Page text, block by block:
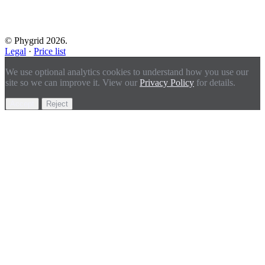
© Phygrid 2026.
Legal · Price list
We use optional analytics cookies to understand how you use our
site so we can improve it. View our Privacy Policy for details.
Reject